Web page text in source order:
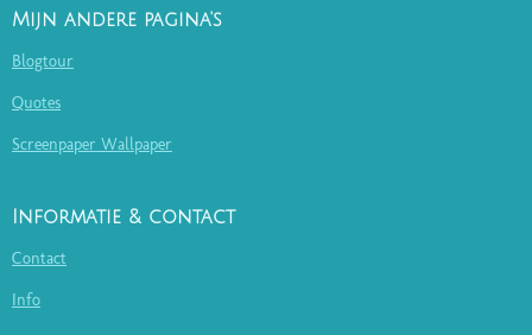
Mijn andere pagina's
Blogtour
Quotes
Screenpaper Wallpaper
Informatie & contact
Contact
Info